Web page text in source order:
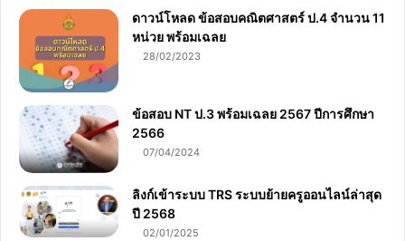
ดาวน์โหลด ข้อสอบคณิตศาสตร์ ป.4 จำนวน 11
หน่วย พร้อมเฉลย
28/02/2023
ข้อสอบ NT ป.3 พร้อมเฉลย 2567 ปีการศึกษา
2566
07/04/2024
ลิงก์เข้าระบบ TRS ระบบย้ายครูออนไลน์ล่าสุด
ปี 2568
02/01/2025